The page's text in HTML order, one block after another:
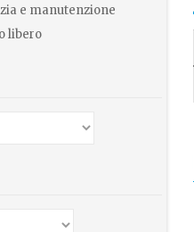
e manutenzione
libero